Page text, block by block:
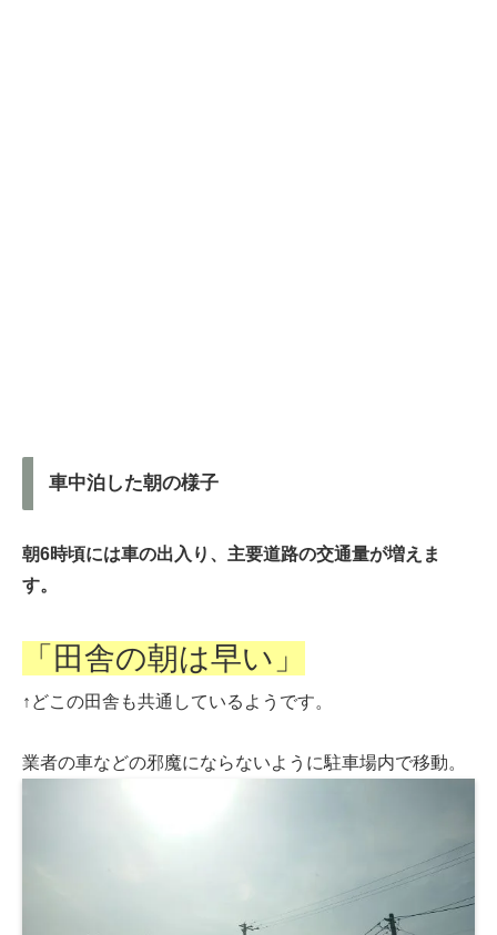
車中泊した朝の様子
朝6時頃には車の出入り、主要道路の交通量が増えま
す。
「田舎の朝は早い」
↑どこの田舎も共通しているようです。
業者の車などの邪魔にならないように駐車場内で移動。